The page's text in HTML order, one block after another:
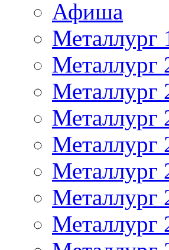
Афиша
Металлург
Металлург
Металлург
Металлург
Металлург
Металлург
Металлург
Металлург